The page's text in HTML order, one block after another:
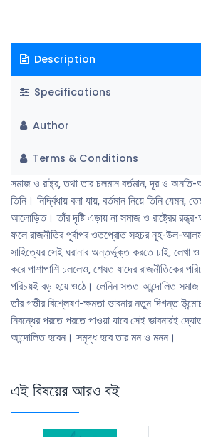
Description
Specifications
Author
Terms & Conditions
সমাজ ও রাষ্ট্র, তথা তার চলমান বর্তমান, দূর ও অনতি-
তিনি। নির্দ্বিধায় বলা যায়, বর্তমান নিয়ে তিনি যেমন,
আলােড়িত। তাঁর দৃষ্টি এড়ায় না সমাজ ও রাষ্ট্রের
ফলে রাজনীতির পূর্বাপর ওতপ্রােত সহচর নূহ-উল-
সাহিত্যের সেই ঘরানার অন্তর্ভুক্ত করতে চাই, লেখা ও
করে পাশাপাশি চললেও, শেষত যাদের রাজনীতিকের
পরিচয়ই বড় হয়ে ওঠে। লেনিন সতত আন্দোলিত সমাজ
তাঁর গভীর বিশ্লেষণ-ক্ষমতা ভাবনার নতুন দিগন্ত
নিবন্ধের পরতে পরতে পাওয়া যাবে সেই ভাবনারই
আন্দোলিত হবেন। সমৃদ্ধ হবে তার মন ও মনন।
এই বিষয়ের আরও বই